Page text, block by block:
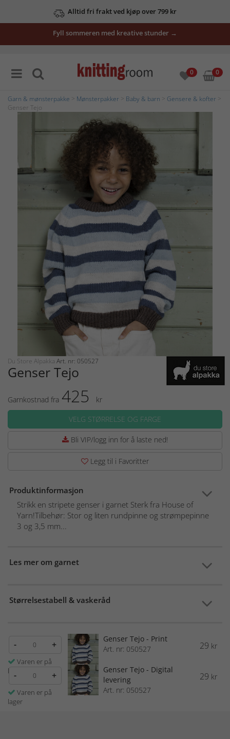
Alltid fri frakt ved kjøp over 799 kr
Fyll sommeren med kreative stunder →
0 0
Garn & mønsterpakke Mønsterpakker Baby & barn Gensere & kofter
Genser Tejo
Du Store Alpakka Art. nr: 050527
Genser Tejo
Garnkostnad fra 425
kr
VELG STØRRELSE OG FARGE
Bli VIP/logg inn for å laste ned!
Legg til i Favoritter
Produktinformasjon
Strikk en stripete genser i garnet Sterk fra House of
Yarn!Tilbehør: Stor og liten rundpinne og strømpepinne
3 og 3,5 mm...
Les mer om garnet
Størrelsestabell & vaskeråd
- +
Varen er på
lager
Genser Tejo - Print
Art. nr: 050527
29 kr
- +
Varen er på
lager
Genser Tejo - Digital
levering
Art. nr: 050527
29 kr